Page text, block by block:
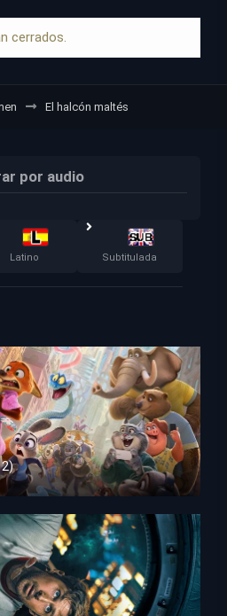
cerrados.
El halcón maltés
por audio
Latino Subtitulada